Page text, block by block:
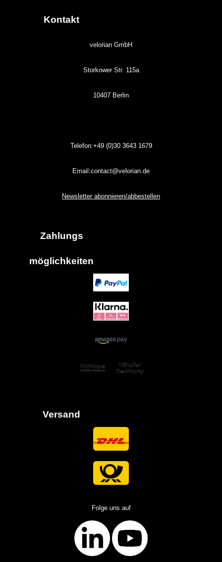
Kontakt
velorian GmbH
Storkower Str. 115a
10407 Berlin
Telefon:+49 (0)3036431679
Email:contact@velorian.de
Newsletter abonnieren/abbestellen
Zahlungs
möglich keiten
Versand
Folge uns auf